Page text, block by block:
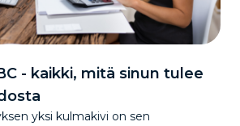
- kaikki, mitä sinun tulee
yksi kulmakivi on sen